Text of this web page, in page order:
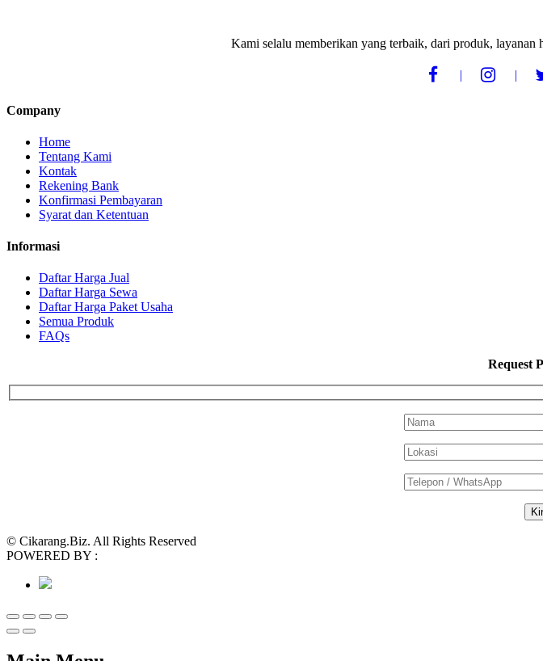
Kami selalu memberikan yang terbaik, dari produk, layanan
Company
Home
Tentang Kami
Kontak
Rekening Bank
Konfirmasi Pembayaran
Syarat dan Ketentuan
Informasi
Daftar Harga Jual
Daftar Harga Sewa
Daftar Harga Paket Usaha
Semua Produk
FAQs
Request
© Cikarang.Biz. All Rights Reserved
POWERED BY :